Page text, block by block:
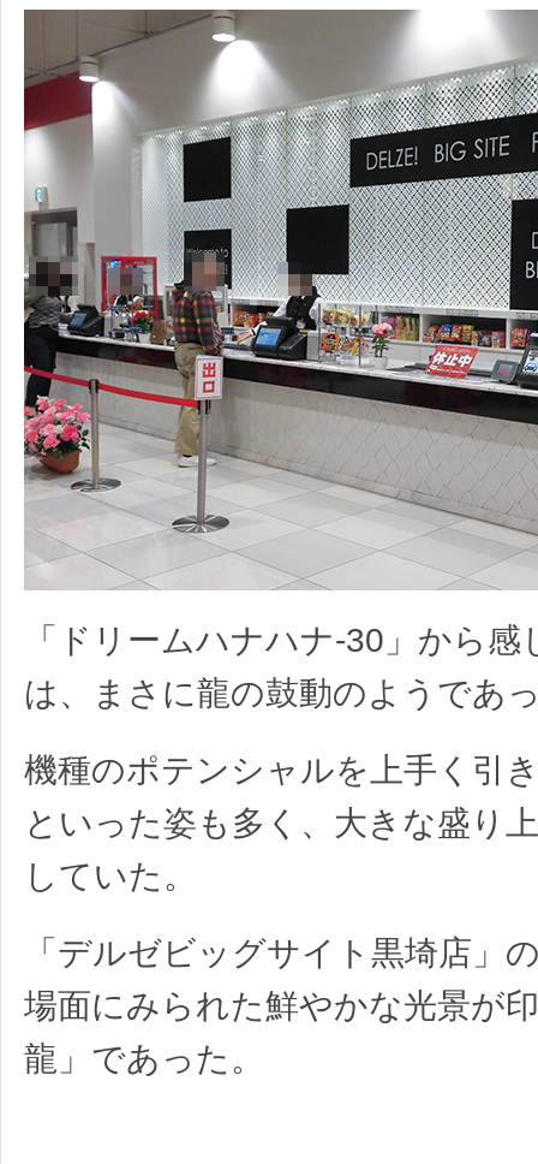
「ドリームハナハナ‐30」から
は、まさに龍の鼓動のようであ
機種のポテンシャルを上手く引
といった姿も多く、大きな盛り
していた。
「デルゼビッグサイト黒埼店」
場面にみられた鮮やかな光景が
龍」であった。